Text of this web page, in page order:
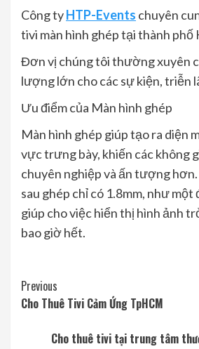
Công tyHTP-Events chuyên
tivi màn hình ghép tại thành phố
Đơn vị chúng tôi thường xuyên
lượng lớn cho các sự kiện, triễn
Ưu điểm của Màn hình ghép
Màn hình ghép giúp tạo ra diện
vực trưng bày, khiến các không
chuyên nghiệp và ấn tượng
sau ghép chỉ có 1.8mm, như
giúp cho việc hiển thị hình ảnh
bao giờ hết.
Continue
Reading
Previous
Cho Thuê Tivi Cảm Ứng TpHCM
Cho thuê tivi tại trung tâm